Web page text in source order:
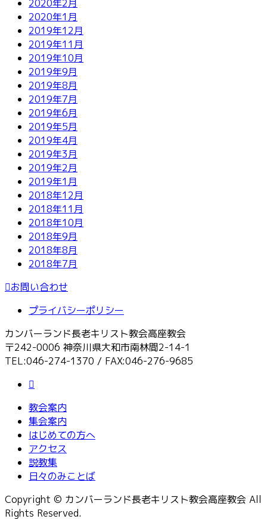
2020年2月
2020年1月
2019年12月
2019年11月
2019年10月
2019年9月
2019年8月
2019年7月
2019年6月
2019年5月
2019年4月
2019年3月
2019年2月
2019年1月
2018年12月
2018年11月
2018年10月
2018年9月
2018年8月
2018年7月
お問い合わせ
プライバシーポリシー
カンバーランド長老キリスト教会高座教会
〒242-0006 神奈川県大和市南林間2-14-1
TEL:046-274-1370 / FAX:046-276-9685
教会案内
集会案内
はじめての方へ
アクセス
説教集
日々のみことば
Copyright © カンバーランド長老キリスト教会高座教会 All
Rights Reserved.